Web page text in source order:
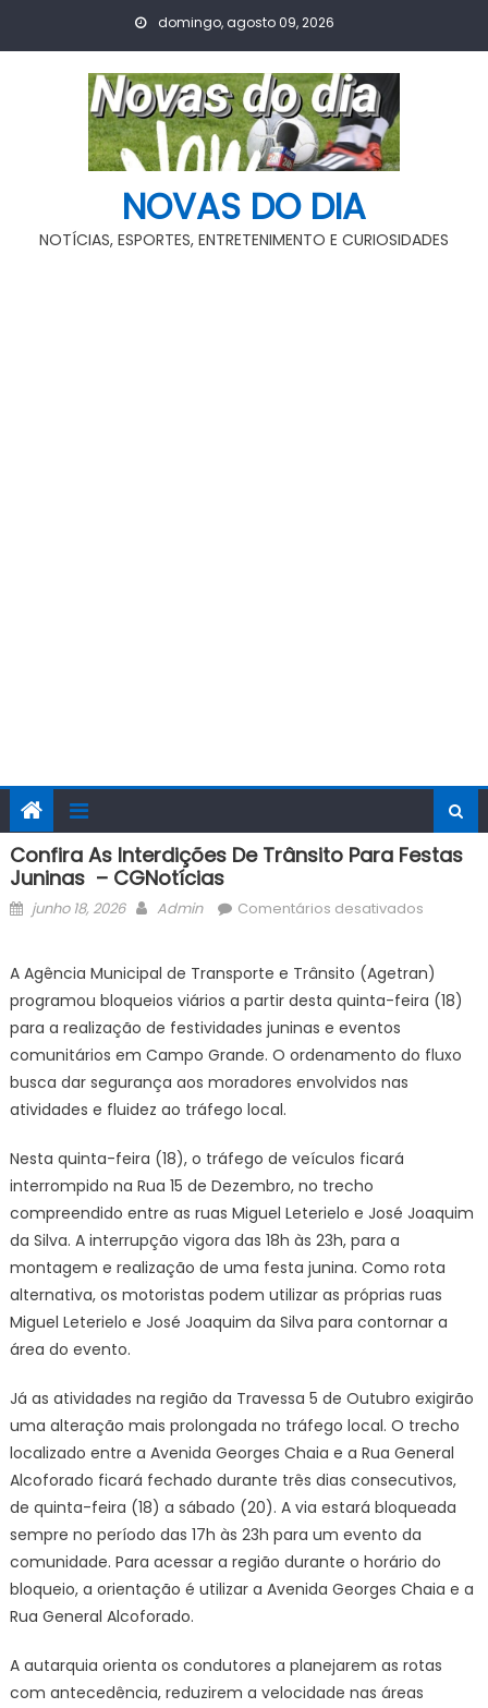
domingo, agosto 09, 2026
NOVAS DO DIA
NOTÍCIAS, ESPORTES, ENTRETENIMENTO E CURIOSIDADES
Confira As Interdições De Trânsito Para Festas
Juninas – CGNotícias
Posted
junho 18, 2026 Author
Admin Comentários desativadosem
de
para
A Agência Municipal de Transporte e Trânsito (Agetran)
programou bloqueios viários a partir desta quinta-feira (18)
para a realização de festividades juninas e eventos
comunitários em Campo Grande. O ordenamento do fluxo
busca dar segurança aos moradores envolvidos nas
atividades e fluidez ao tráfego local.
Nesta quinta-feira (18), o tráfego de veículos ficará
interrompido na Rua 15 de Dezembro, no trecho
compreendido entre as ruas Miguel Leterielo e José Joaquim
da Silva. A interrupção vigora das 18h às 23h, para a
montagem e realização de uma festa junina. Como rota
alternativa, os motoristas podem utilizar as próprias ruas
Miguel Leterielo e José Joaquim da Silva para contornar a
área do evento.
Já as atividades na região da Travessa 5 de Outubro exigirão
uma alteração mais prolongada no tráfego local. O trecho
localizado entre a Avenida Georges Chaia e a Rua General
Alcoforado ficará fechado durante três dias consecutivos,
de quinta-feira (18) a sábado (20). A via estará bloqueada
sempre no período das 17h às 23h para um evento da
comunidade. Para acessar a região durante o horário do
bloqueio, a orientação é utilizar a Avenida Georges Chaia e a
Rua General Alcoforado.
A autarquia orienta os condutores a planejarem as rotas
com antecedência, reduzirem a velocidade nas áreas